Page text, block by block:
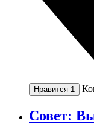
Нравится 1
Совет: